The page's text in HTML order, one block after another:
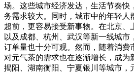
场。这些城市经济发达，生活节奏快
务需求较大。同时，城市中的年轻人
超前，更容易接受新事物。在北京、
以及成都、杭州、武汉等新一线城市
订单量也十分可观。然而，随着消费
对元气茶的需求也在逐渐增长，成为
揭阳、湖南衡阳、宁夏银川等城市，